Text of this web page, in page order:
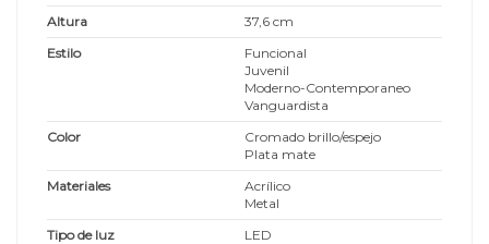
Altura
37,6 cm
Estilo
Funcional
Juvenil
Moderno-Contemporaneo
Vanguardista
Color
Cromado brillo/espejo
Plata mate
Materiales
Acrílico
Metal
Tipo de luz
LED